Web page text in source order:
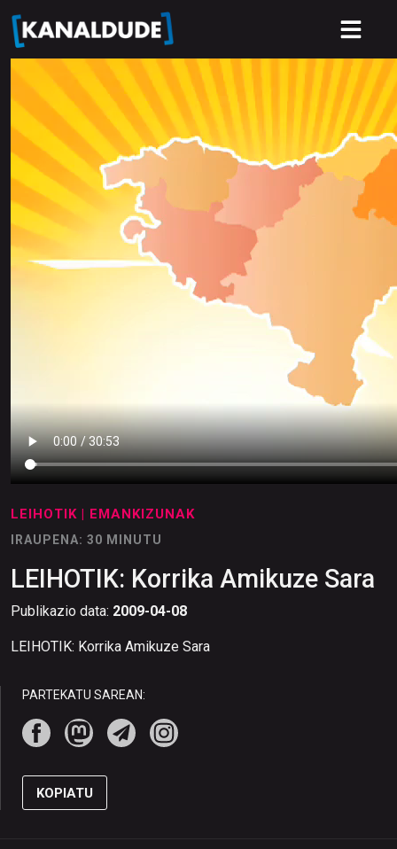
LEIHOTIK | EMANKIZUNAK
IRAUPENA: 30 MINUTU
LEIHOTIK: Korrika Amikuze Sara
Publikazio data: 2009-04-08
LEIHOTIK: Korrika Amikuze Sara
PARTEKATU SAREAN:
KOPIATU